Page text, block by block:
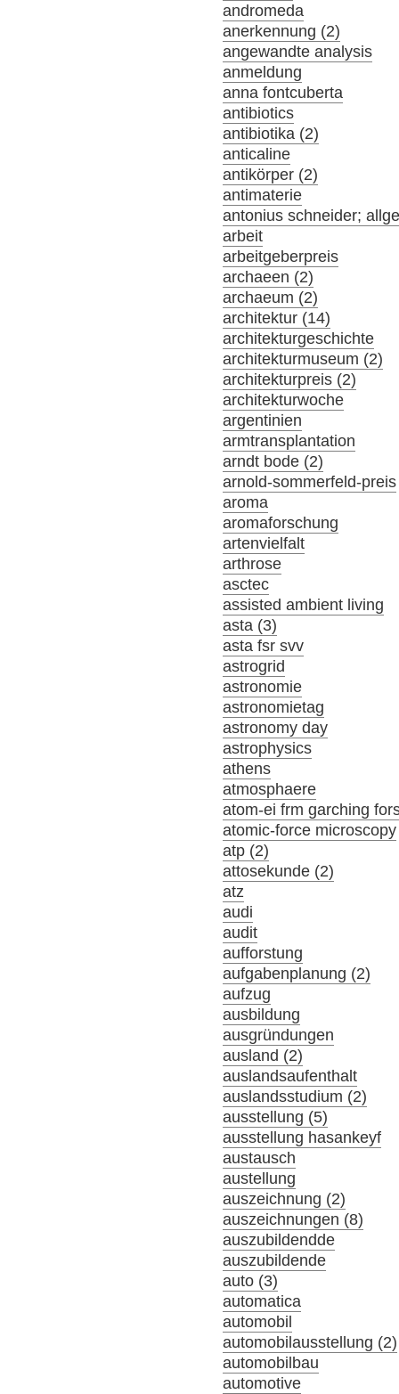
andromeda
anerkennung (2)
angewandte analysis
anmeldung
anna fontcuberta
antibiotics
antibiotika (2)
anticaline
antikörper (2)
antimaterie
antonius schneider;
arbeit
arbeitgeberpreis
archaeen (2)
archaeum (2)
architektur (14)
architekturgeschichte
architekturmuseum (2)
architekturpreis (2)
architekturwoche
argentinien
armtransplantation
arndt bode (2)
arnold-sommerfeld-preis
aroma
aromaforschung
artenvielfalt
arthrose
asctec
assisted ambient living
asta (3)
asta fsr svv
astrogrid
astronomie
astronomietag
astronomy day
astrophysics
athens
atmosphaere
atom-ei frm garching
atomic-force microscopy
atp (2)
attosekunde (2)
atz
audi
audit
aufforstung
aufgabenplanung (2)
aufzug
ausbildung
ausgründungen
ausland (2)
auslandsaufenthalt
auslandsstudium (2)
ausstellung (5)
ausstellung hasankeyf
austausch
austellung
auszeichnung (2)
auszeichnungen (8)
auszubildendde
auszubildende
auto (3)
automatica
automobil
automobilausstellung (2)
automobilbau
automotive